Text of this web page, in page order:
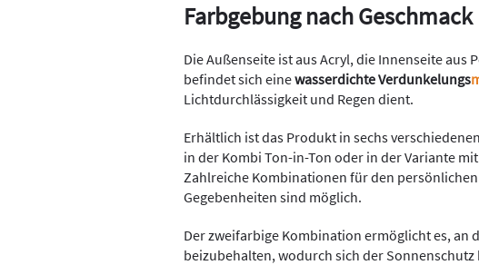
Farbgebung nach Geschmack
Die Außenseite ist aus Acryl, die Innenseite aus
befindet sich einewasserdichte Verdunkelungs
Lichtdurchlässigkeit und Regen dient.
Erhältlich ist das Produkt in sechs
in der Kombi Ton-in-Ton oder in der Variante
Zahlreiche Kombinationen für den
Gegebenheiten sind möglich.
Der zweifarbige Kombination ermöglicht es, an
beizubehalten, wodurch sich der